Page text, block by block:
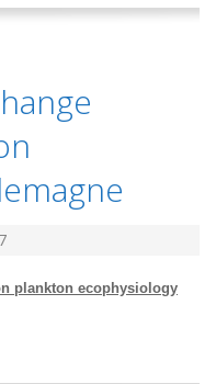
plankton ecophysiology